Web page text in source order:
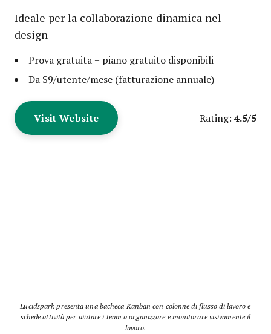
Ideale per la collaborazione dinamica nel
design
Prova gratuita + piano gratuito disponibili
Da $9/utente/mese (fatturazione annuale)
Visit Website Rating: 4.5/5
Lucidspark presenta una bacheca Kanban con colonne di flusso di lavoro e
schede attività per aiutare i team a organizzare e monitorare visivamente il
lavoro.